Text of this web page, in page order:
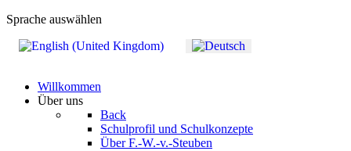
Sprache auswählen
Willkommen
Über uns
Back
Schulprofil und Schulkonzepte
Über F.-W.-v.-Steuben